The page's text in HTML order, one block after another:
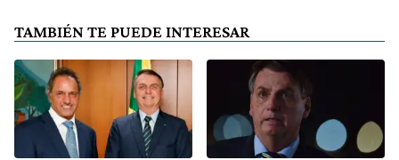
TAMBIÉN TE PUEDE INTERESAR